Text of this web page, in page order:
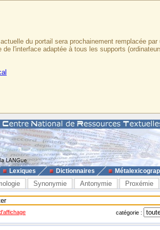
du portail sera prochainement remplacée par
de l'interface adaptée à tous les supports
Lexiques Dictionnaires
Synonymie Antonymie Proxémie
catégorie :